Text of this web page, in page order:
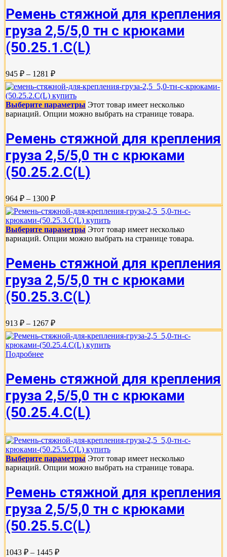
Ремень стяжной для крепления
груза 2,5/5,0 тн с крюками
(50.25.1.С(L)
945 ₽ – 1281 ₽
Выберите параметры Этот товар имеет несколько
вариаций. Опции можно выбрать на странице товара.
Ремень стяжной для крепления
груза 2,5/5,0 тн с крюками
(50.25.2.C(L)
964 ₽ – 1300 ₽
Выберите параметры Этот товар имеет несколько
вариаций. Опции можно выбрать на странице товара.
Ремень стяжной для крепления
груза 2,5/5,0 тн с крюками
(50.25.3.C(L)
913 ₽ – 1267 ₽
Подробнее
Ремень стяжной для крепления
груза 2,5/5,0 тн с крюками
(50.25.4.С(L)
Выберите параметры Этот товар имеет несколько
вариаций. Опции можно выбрать на странице товара.
Ремень стяжной для крепления
груза 2,5/5,0 тн с крюками
(50.25.5.C(L)
1043 ₽ – 1445 ₽